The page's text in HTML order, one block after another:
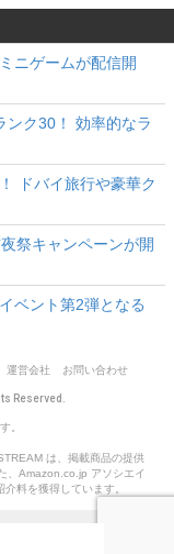
ニゲームが配信開
ンク30！ 効率的なラ
ドバイ旅行や豪華ク
祭キャンペーンが開
ベント第2弾となる
運営会社 お問い合わせ
Reserved.
。
は、掲載商品の提供
、Amazon.co.jp アソシエイ
料を獲得しています。